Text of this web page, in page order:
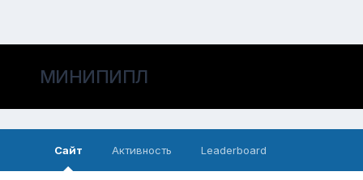
МИНИПИПЛ
Сайт Активность Leaderboard